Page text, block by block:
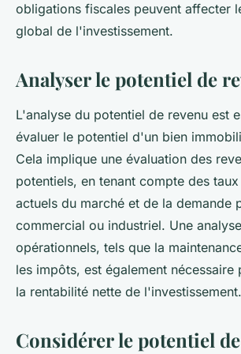
obligations fiscales peuvent affecter
global de l'investissement.
Analyser le potentiel de
L'analyse du potentiel de revenu est
évaluer le potentiel d'un bien
Cela implique une évaluation des
potentiels, en tenant compte des
actuels du marché et de la demande
commercial ou industriel. Une
opérationnels, tels que la
les impôts, est également nécessaire
la rentabilité nette de l'investissement.
Considérer le potentiel